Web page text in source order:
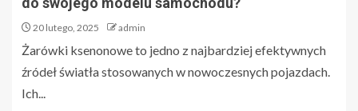
20 lutego, 2025 admin
Żarówki ksenonowe to jedno z najbardziej efektywnych
źródeł światła stosowanych w nowoczesnych pojazdach.
Ich...